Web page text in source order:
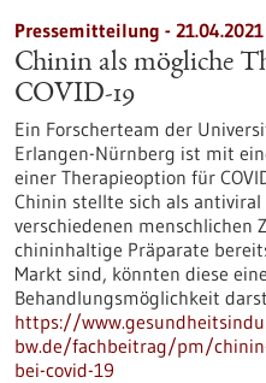
Pressemitteilung - 21.04.2021
Chinin als mögliche
COVID-19
Ein Forscherteam der
Erlangen-Nürnberg ist mit
einer Therapieoption für
Chinin stellte sich als
verschiedenen menschlichen
chininhaltige Präparate
Markt sind, könnten diese
Behandlungsmöglichkeit
https://
bw.de/fachbeitrag/pm/
bei-covid-19